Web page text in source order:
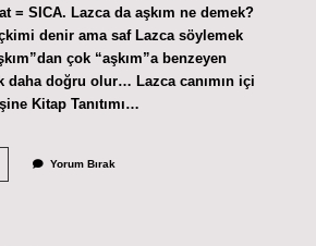
= SICA. Lazca da aşkım ne demek?
denir ama saf Lazca söylemek
çok “aşkım”a benzeyen
daha doğru olur… Lazca canımın içi
Kitap Tanıtımı…
Yorum Bırak